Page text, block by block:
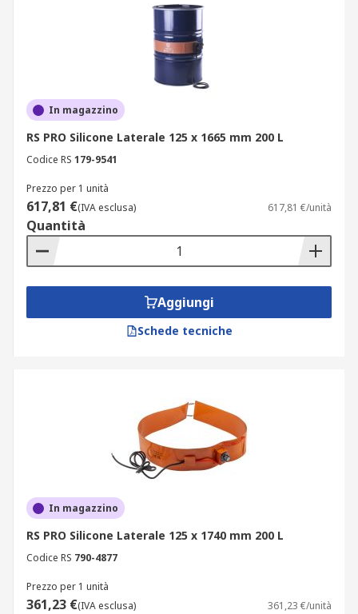
In magazzino
RS PRO Silicone Laterale 125 x 1665 mm 200 L
Codice RS 179-9541
Prezzo per 1 unità
617,81 €(IVA esclusa) 617,81 €/unità
Quantità
Aggiungi
Schede tecniche
In magazzino
RS PRO Silicone Laterale 125 x 1740 mm 200 L
Codice RS 790-4877
Prezzo per 1 unità
361,23 €(IVA esclusa) 361,23 €/unità